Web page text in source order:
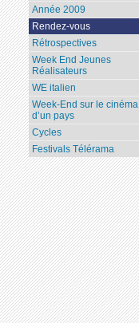
Année 2009
Rendez-vous
Rétrospectives
Week End Jeunes
Réalisateurs
WE italien
Week-End sur le cinéma
d’un pays
Cycles
Festivals Télérama